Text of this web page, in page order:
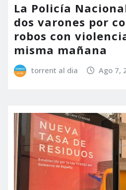
La Policía
dos varones por
robos con
misma mañana
torrent al dia Ago 7,